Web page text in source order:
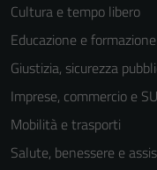
Cultura e tempo libero
Educazione e formazione
Giustizia, sicurezza
Imprese, commercio e
Mobilità e trasporti
Salute, benessere e